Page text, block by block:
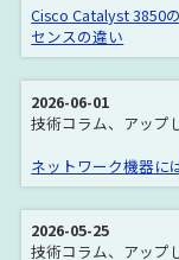
Cisco Catalyst 3850
センスの違い
2026-06-01
技術コラム、アップ
ネットワーク機器に
2026-05-25
技術コラム、アップ